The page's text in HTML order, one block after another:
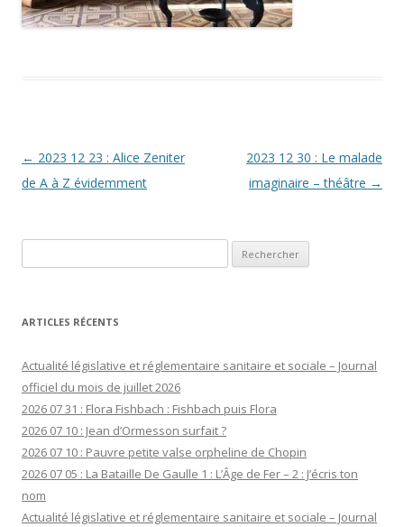
Navigation
des
← 2023 12 23 : Alice Zeniter
de A à Z évidemment
2023 12 30 : Le malade
imaginaire – théâtre →
ARTICLES RÉCENTS
Actualité législative et réglementaire sanitaire et sociale – Journal
officiel du mois de juillet 2026
2026 07 31 : Flora Fishbach : Fishbach puis Flora
2026 07 10 : Jean d’Ormesson surfait ?
2026 07 10 : Pauvre petite valse orpheline de Chopin
2026 07 05 : La Bataille De Gaulle 1 : L’Âge de Fer – 2 : J’écris ton
nom
Actualité législative et réglementaire sanitaire et sociale – Journal